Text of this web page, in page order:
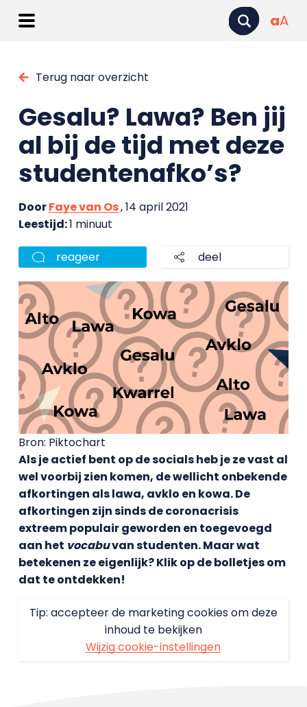
aA
Terug naar overzicht
Gesalu? Lawa? Ben jij
al bij de tijd met deze
studentenafko’s?
DoorFaye van Os, 14 april 2021
Leestijd:1 minuut
reageer deel
Bron: Piktochart
Als je actief bent op de socials heb je ze vast al
wel voorbij zien komen, de wellicht onbekende
afkortingen als lawa, avklo en kowa. De
afkortingen zijn sinds de coronacrisis
extreem populair geworden en toegevoegd
aan het vocabuvan studenten. Maar wat
betekenen ze eigenlijk? Klik op de bolletjes om
dat te ontdekken!
Tip: accepteer de marketing cookies om deze
inhoud te bekijken
Wijzig cookie-instellingen